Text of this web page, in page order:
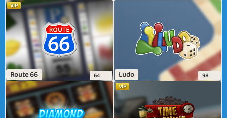
VIP
Route 66 64 Ludo 98
VIP